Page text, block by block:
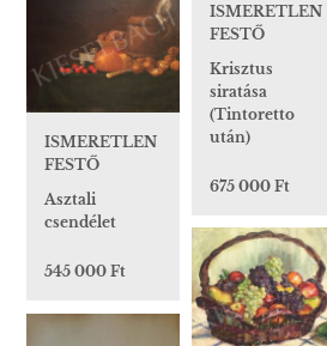
ISMERETLEN
FESTŐ
Krisztus
siratása
(Tintoretto
után)
675 000 Ft
ISMERETLEN
FESTŐ
Asztali
csendélet
545 000 Ft